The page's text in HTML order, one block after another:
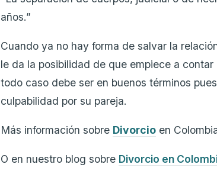
años.”
Cuando ya no hay forma de salvar la
le da la posibilidad de que empiece a
todo caso debe ser en buenos términos
culpabilidad por su pareja.
Más información sobre Divorcio en
O en nuestro blog sobre Divorcio en